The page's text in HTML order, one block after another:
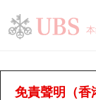
免責聲明（香
认股证分
瑞银认股证一览
街货统计
牛熊全景快搜
街货统计
十大升幅/跌幅
正股分析仪
持股比重
每月轮证大市专题